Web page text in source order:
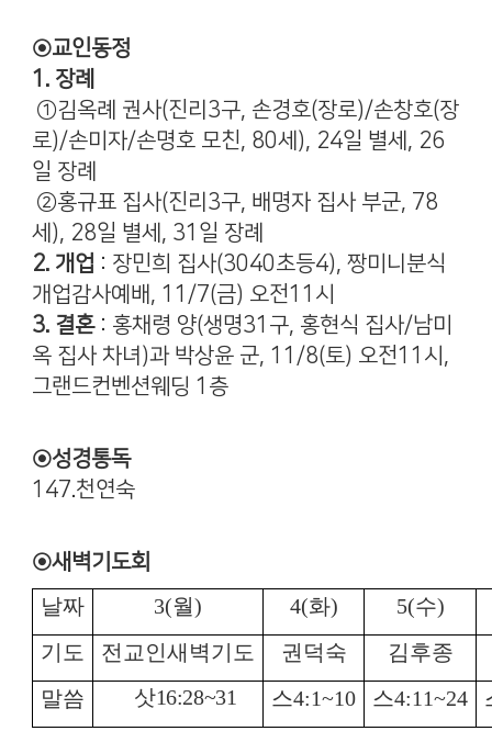
◉교인동정
1. 장례
①김옥례 권사(진리3구, 손경호(장로)/손창호(장
로)/손미자/손명호 모친, 80세), 24일 별세, 26
일 장례
②홍규표 집사(진리3구, 배명자 집사 부군, 78
세), 28일 별세, 31일 장례
2. 개업 : 장민희 집사(3040초등4), 짱미니분식
개업감사예배, 11/7(금) 오전11시
3. 결혼: 홍채령 양(생명31구, 홍현식 집사/남미
옥 집사 차녀)과 박상윤 군, 11/8(토) 오전11시,
그랜드컨벤션웨딩 1층
◉성경통독
147.천연숙
◉새벽기도회
날짜
3(월) 4(화) 5(수)
기도
전교인새벽기도 권덕숙
김후종
말씀
삿16:28~31 스4:1~10 스4:11~24